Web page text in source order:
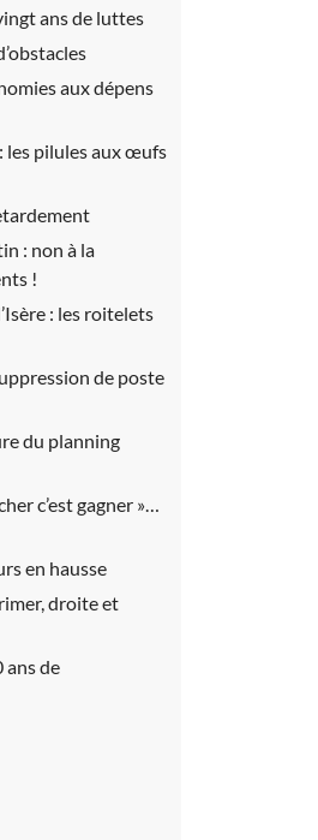
ans de luttes
aux dépens
les pilules aux œufs
: non à la
!
: les roitelets
de poste
du planning
c’est gagner »…
en hausse
droite et
ans de